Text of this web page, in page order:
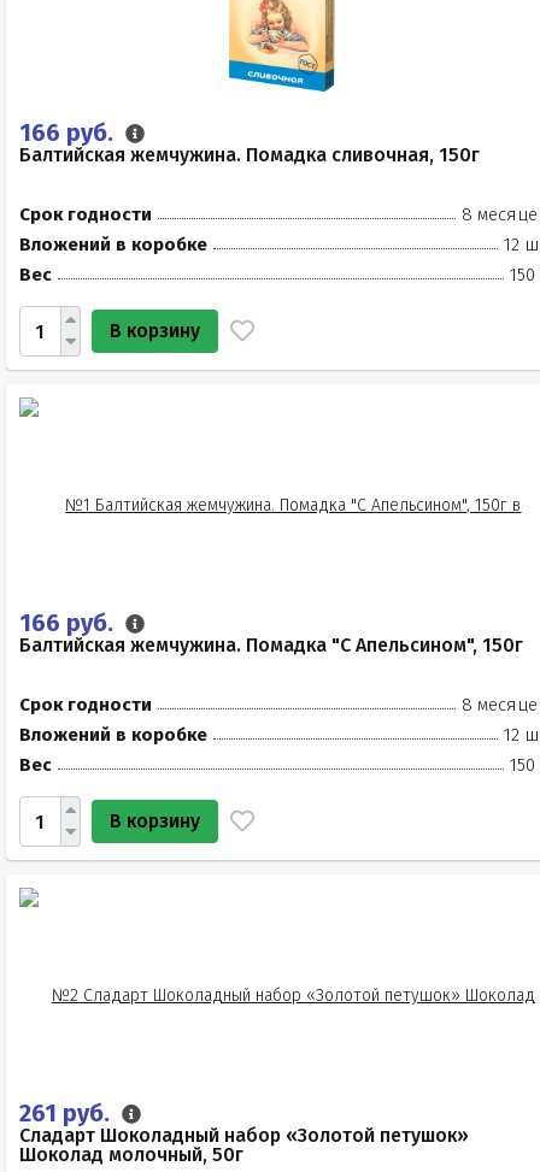
166 руб.
Балтийская жемчужина. Помадка сливочная, 150г
Срок годности
8
Вложений в коробке
12
Вес
150
В корзину
166 руб.
Балтийская жемчужина. Помадка "С Апельсином", 150г
Срок годности
8
Вложений в коробке
12
Вес
150
В корзину
261 руб.
Сладарт Шоколадный набор «Золотой петушок»
Шоколад молочный, 50г